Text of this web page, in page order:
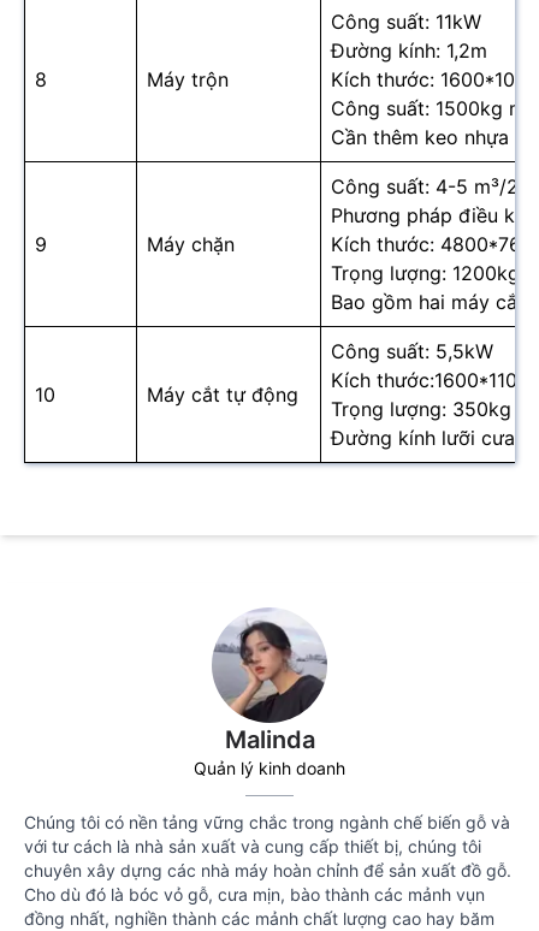
Malinda
Quản lý kinh doanh
Chúng tôi có nền tảng vững chắc trong ngành chế biến gỗ và
với tư cách là nhà sản xuất và cung cấp thiết bị, chúng tôi
chuyên xây dựng các nhà máy hoàn chỉnh để sản xuất đồ gỗ.
Cho dù đó là bóc vỏ gỗ, cưa mịn, bào thành các mảnh vụn
đồng nhất, nghiền thành các mảnh chất lượng cao hay băm
8 Máy trộn
Công suất: 11kW
Đường kính: 1,2m
Kích thước:
Công suất: 1500kg
Cần thêm keo nhựa
9 Máy chặn
Công suất: 4-5 m³/
Phương pháp điều
Kích thước:
Trọng lượng: 1200kg
Bao gồm hai máy cắt
10 Máy cắt tự động
Công suất: 5,5kW
Kích
Trọng lượng: 350kg
Đường kính lưỡi cưa: